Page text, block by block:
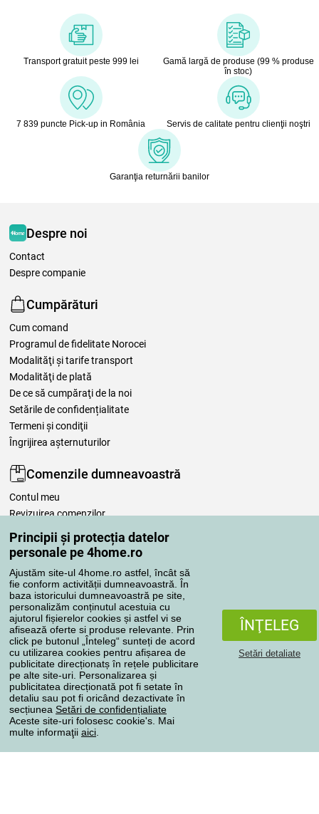
Principii și protecția datelor
personale pe 4home.ro
Ajustăm site-ul 4home.ro astfel, încât să
fie conform activității dumneavoastră. În
baza istoricului dumneavoastră pe site,
personalizăm conținutul acestuia cu
ajutorul fișierelor cookies și astfel vi se
afisează oferte si produse relevante. Prin
click pe butonul „Înteleg“ sunteți de acord
cu utilizarea cookies pentru afișarea de
publicitate direcționatș în rețele publicitare
pe alte site-uri. Personalizarea și
publicitatea direcționată pot fi setate în
detaliu sau pot fi oricând dezactivate în
secțiunea Setări de confidențialiate
Aceste site-uri folosesc cookie's. Mai
multe informaţii aici
ÎNŢELEG
Setări detaliate
Transport gratuit peste 999 lei
Gamă largă de produse (99 % produse
în stoc)
7 839 puncte Pick-up in România Servis de calitate pentru clienţii noştri
Garanţia returnării banilor
Despre noi
Contact
Despre companie
Cumpărături
Cum comand
Programul de fidelitate Norocei
Modalităţi şi tarife transport
Modalităţi de plată
De ce să cumpăraţi de la noi
Setările de confidențialitate
Termeni şi condiţii
Îngrijirea așternuturilor
Comenzile dumneavoastră
Contul meu
Revizuirea comenzilor
Reclamaţii
Retragere de la contract
Regulile de procesare a recenziilor
Metode de transport
Metode de plată
Magazin de încredere